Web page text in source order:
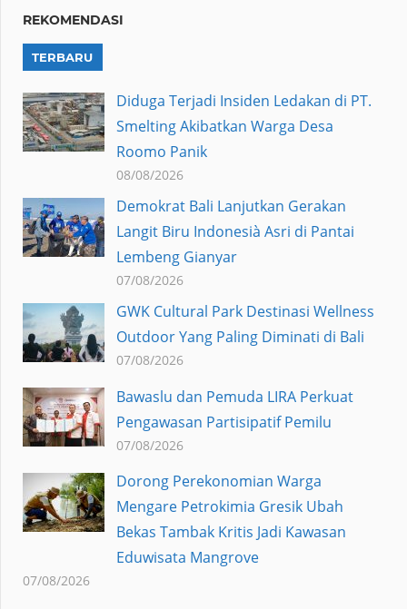
REKOMENDASI
TERBARU
Diduga Terjadi Insiden Ledakan di PT.
Smelting Akibatkan Warga Desa
Roomo Panik
08/08/2026
Demokrat Bali Lanjutkan Gerakan
Langit Biru Indonesià Asri di Pantai
Lembeng Gianyar
07/08/2026
GWK Cultural Park Destinasi Wellness
Outdoor Yang Paling Diminati di Bali
07/08/2026
Bawaslu dan Pemuda LIRA Perkuat
Pengawasan Partisipatif Pemilu
07/08/2026
Dorong Perekonomian Warga
Mengare Petrokimia Gresik Ubah
Bekas Tambak Kritis Jadi Kawasan
Eduwisata Mangrove
07/08/2026